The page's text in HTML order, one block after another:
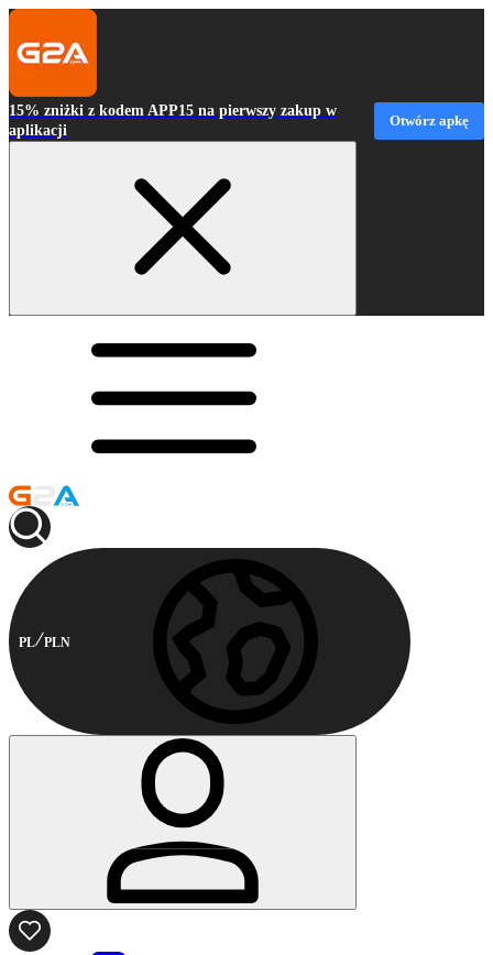
15% zniżki z kodem APP15 na pierwszy zakup w
aplikacji
Otwórz apkę
PL PLN